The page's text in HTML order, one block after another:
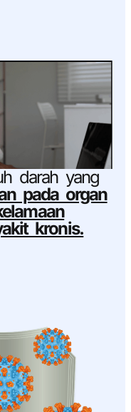
darah yang
pada organ
kronis.